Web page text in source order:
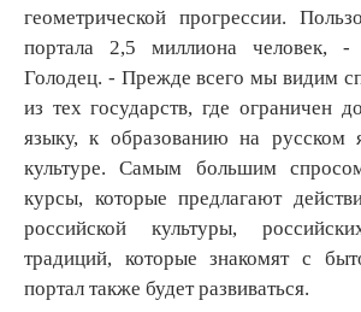
геометрической прогрессии.
портала 2,5 миллиона человек, -
Голодец. - Прежде всего мы видим
из тех государств, где ограничен
языку, к образованию на русском
культуре. Самым большим
курсы, которые предлагают
российской культуры,
традиций, которые знакомят с
портал также будет развиваться.